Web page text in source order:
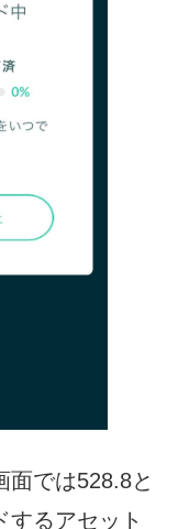
面では528.8と
するアセット